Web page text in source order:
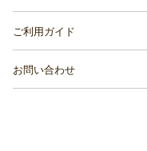
ご利用ガイド
お問い合わせ